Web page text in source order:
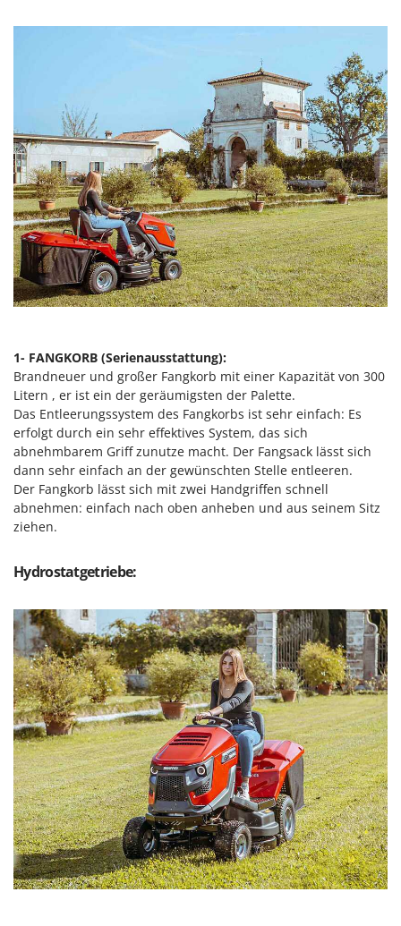
Makita
Marina Systems
Master
Mastercook
McCulloch
MCH
Michelin
Mille
Minox
More than chef
MOSA
MOVA
Mowox
MTD
N
New O.M.R.A.
Ninja
Novital
NuAir
NuovaFac
O
Officine Savioli
Oliviero
Olix
OMA
Omas
Ompagrill
Ooni
1- FANGKORB (Serienausstattung):
Brandneuer und großer Fangkorb mit einer Kapazität von 300
Litern , er ist ein der geräumigsten der Palette.
Das Entleerungssystem des Fangkorbs ist sehr einfach: Es
erfolgt durch ein sehr effektives System, das sich
abnehmbarem Griff zunutze macht. Der Fangsack lässt sich
dann sehr einfach an der gewünschten Stelle entleeren.
Der Fangkorb lässt sich mit zwei Handgriffen schnell
abnehmen: einfach nach oben anheben und aus seinem Sitz
ziehen.
Hydrostatgetriebe: